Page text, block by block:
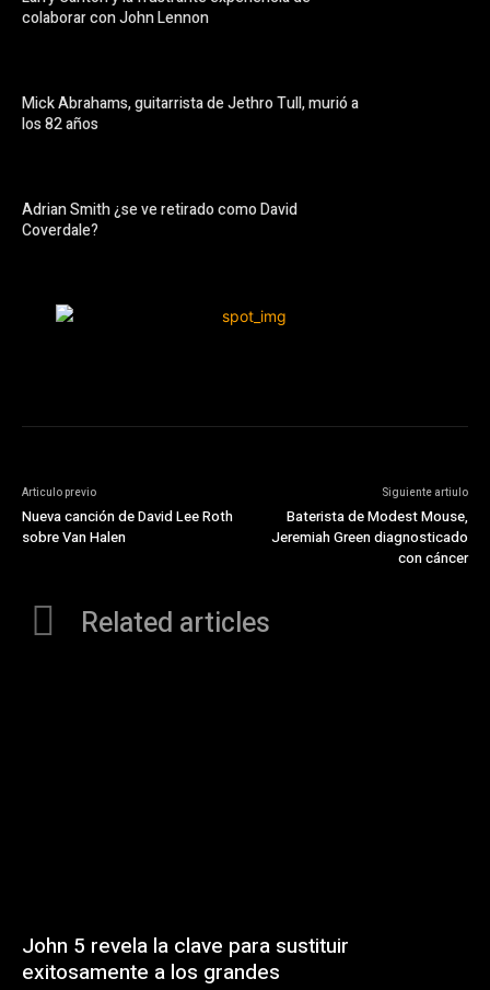
colaborar con John Lennon
Mick Abrahams, guitarrista de Jethro Tull, murió a
los 82 años
Adrian Smith ¿se ve retirado como David
Coverdale?
Articulo previo
Nueva canción de David Lee Roth
sobre Van Halen
Siguiente artiulo
Baterista de Modest Mouse,
Jeremiah Green diagnosticado
con cáncer
Related articles
John 5 revela la clave para sustituir
exitosamente a los grandes